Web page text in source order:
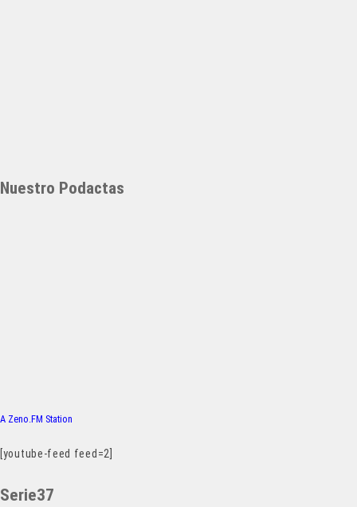
Nuestro Podactas
A Zeno.FM Station
[youtube-feed feed=2]
Serie37